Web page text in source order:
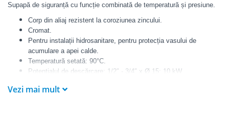
Supapă de siguranță cu funcție combinată de temperatură și presiune.
Corp din aliaj rezistent la coroziunea zincului.
Cromat.
Pentru instalații hidrosanitare, pentru protecția vasului de
acumulare a apei calde.
Temperatură setată: 90°C.
Potențialul de descărcare: 1/2″ - 3/4″ x Ø 15: 10 kW.
Tarări: 3 - 4 - 6 - 7 - 10 bar.
Vezi mai mult